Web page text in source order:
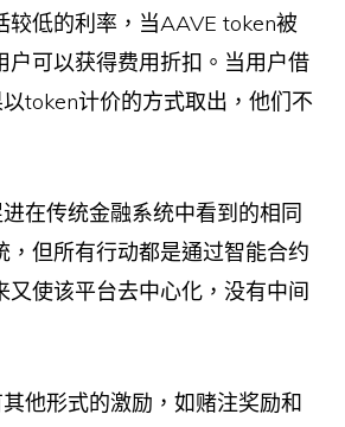
较低的利率，当AAVE token被
户可以获得费用折扣。当用户借
token计价的方式取出，他们不
在传统金融系统中看到的相同
，但所有行动都是通过智能合约
又使该平台去中心化，没有中间
他形式的激励，如赌注奖励和